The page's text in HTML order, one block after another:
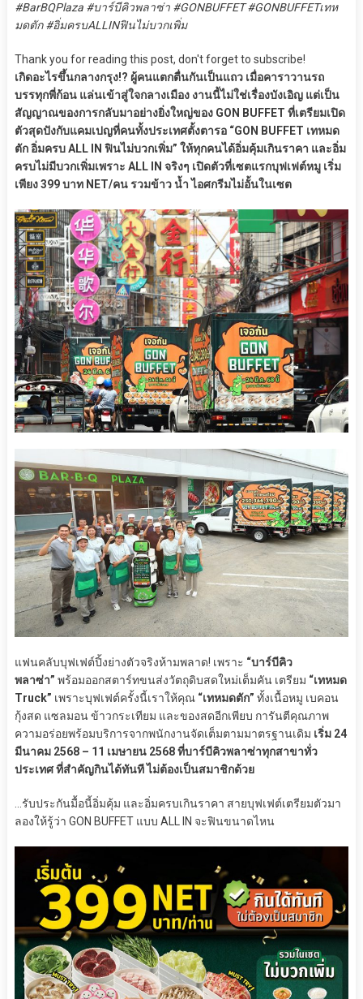
#BarBQPlaza #บาร์บีคิวพลาซ่า #GONBUFFET #GONBUFFETเทห
มดตัก #อิ่มครบALLINฟินไม่บวกเพิ่ม
Thank you for reading this post, don't forget to subscribe!
เกิดอะไรขึ้นกลางกรุง!? ผู้คนแตกตื่นกันเป็นแถว เมื่อคาราวานรถ
บรรทุกพี่ก้อน แล่นเข้าสู่ใจกลางเมือง งานนี้ไม่ใช่เรื่องบังเอิญ แต่เป็น
สัญญาณของการกลับมาอย่างยิ่งใหญ่ของ GON BUFFET ที่เตรียมเปิด
ตัวสุดปังกับแคมเปญที่คนทั้งประเทศตั้งตารอ “GON BUFFET เทหมด
ตัก อิ่มครบ ALL IN ฟินไม่บวกเพิ่ม” ให้ทุกคนได้อิ่มคุ้มเกินราคา และอิ่ม
ครบไม่มีบวกเพิ่มเพราะ ALL IN จริงๆ เปิดตัวที่เซตแรกบุฟเฟต์หมู เริ่ม
เพียง 399 บาท NET/คน รวมข้าว น้ำ ไอศกรีมไม่อั้นในเซต
แฟนคลับบุฟเฟต์ปิ้งย่างตัวจริงห้ามพลาด! เพราะ “บาร์บีคิว
พลาซ่า” พร้อมออกสตาร์ทขนส่งวัตถุดิบสดใหม่เต็มคัน เตรียม “เทหมด
Truck” เพราะบุฟเฟต์ครั้งนี้เราให้คุณ “เทหมดตัก” ทั้งเนื้อหมู เบคอน
กุ้งสด แซลมอน ข้าวกระเทียม และของสดอีกเพียบ การันตีคุณภาพ
ความอร่อยพร้อมบริการจากพนักงานจัดเต็มตามมาตรฐานเดิม เริ่ม 24
มีนาคม 2568 – 11 เมษายน 2568 ที่บาร์บีคิวพลาซ่าทุกสาขาทั่ว
ประเทศ ที่สำคัญกินได้ทันที ไม่ต้องเป็นสมาชิกด้วย
…รับประกันมื้อนี้อิ่มคุ้ม และอิ่มครบเกินราคา สายบุฟเฟต์เตรียมตัวมา
ลองให้รู้ว่า GON BUFFET แบบ ALL IN จะฟินขนาดไหน